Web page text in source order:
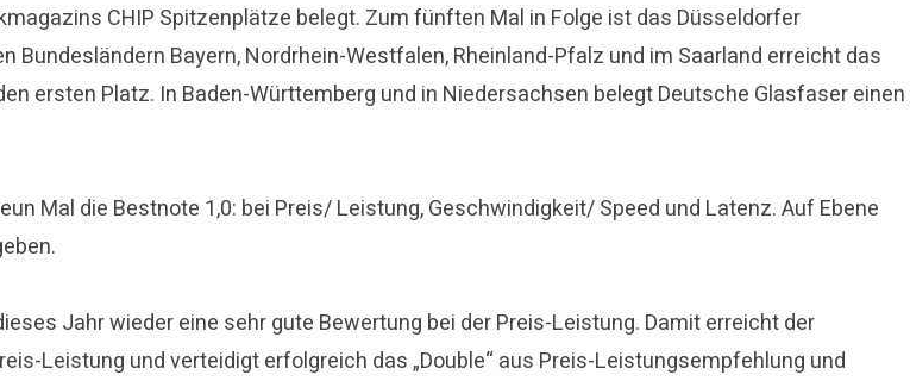
CHIP Spitzenplätze belegt. Zum fünften Mal in Folge ist das Düsseldorfer
Bayern, Nordrhein-Westfalen, Rheinland-Pfalz und im Saarland erreicht das
ersten Platz. In Baden-Württemberg und in Niedersachsen belegt Deutsche Glasfaser einen
Mal die Bestnote 1,0: bei Preis/ Leistung, Geschwindigkeit/ Speed und Latenz. Auf Ebene
Jahr wieder eine sehr gute Bewertung bei der Preis-Leistung. Damit erreicht der
Leistung und verteidigt erfolgreich das „Double“ aus Preis-Leistungsempfehlung und